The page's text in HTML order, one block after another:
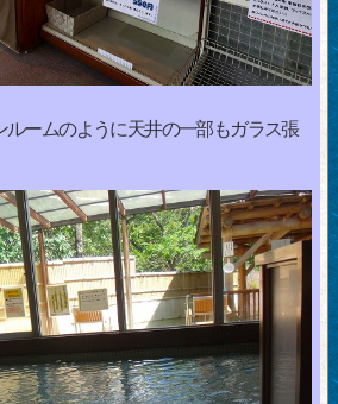
ルームのように天井の一部もガラス張